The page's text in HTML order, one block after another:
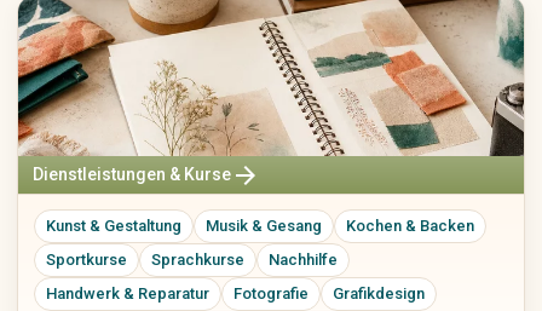
Dienstleistungen & Kurse arrow_forward
Kunst & Gestaltung Musik & Gesang
Kochen & Backen
Sportkurse
Sprachkurse
Nachhilfe
Handwerk & Reparatur
Fotografie
Grafikdesign